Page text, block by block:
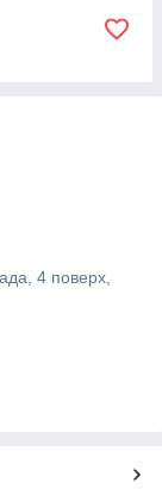
4 поверх,